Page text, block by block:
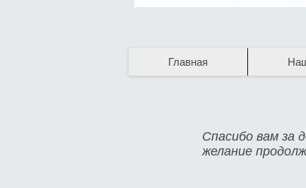
Главная
Спасибо вам за
желание